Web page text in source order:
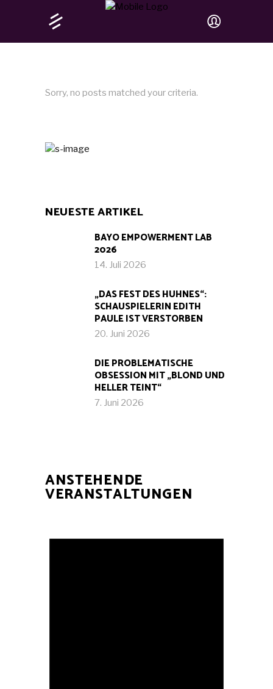
Sorry, no posts matched your criteria.
NEUESTE ARTIKEL
BAYO EMPOWERMENT LAB
2026
14. Juli 2026
„DAS FEST DES HUHNES“:
SCHAUSPIELERIN EDITH
PAULE IST VERSTORBEN
20. Juni 2026
DIE PROBLEMATISCHE
OBSESSION MIT „BLOND UND
HELLER TEINT“
7. Juni 2026
ANSTEHENDE
VERANSTALTUNGEN